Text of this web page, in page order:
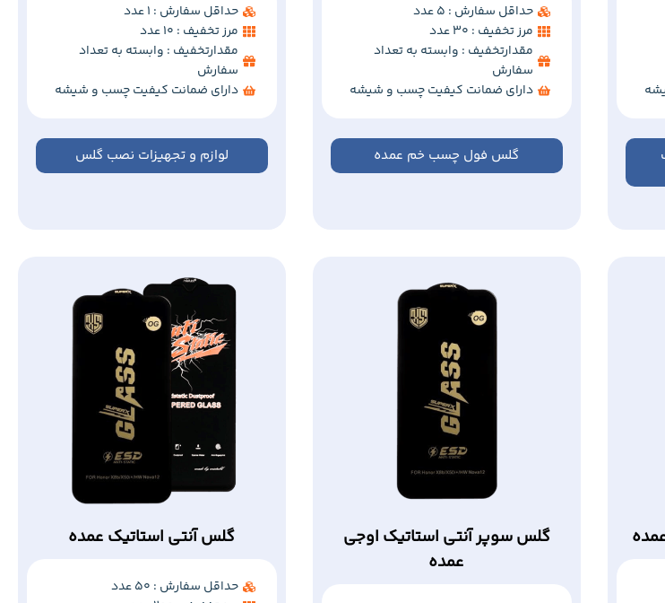
حداقل سفارش : 5 عدد
مرز تخفیف : 30 عدد
مقدارتخفیف : وابسته به تعداد
سفارش
دارای ضمانت کیفیت چسب و شیشه
گلس فول چسب خم عمده
حداقل سفارش : 1 عدد
مرز تخفیف : 10 عدد
مقدارتخفیف : وابسته به تعداد
سفارش
دارای ضمانت کیفیت چسب و شیشه
لوازم و تجهیزات نصب گلس
گلس سوپر آنتی استاتیک اوجی
عمده
گلس آنتی استاتیک عمده
حداقل سفارش : 50 عدد